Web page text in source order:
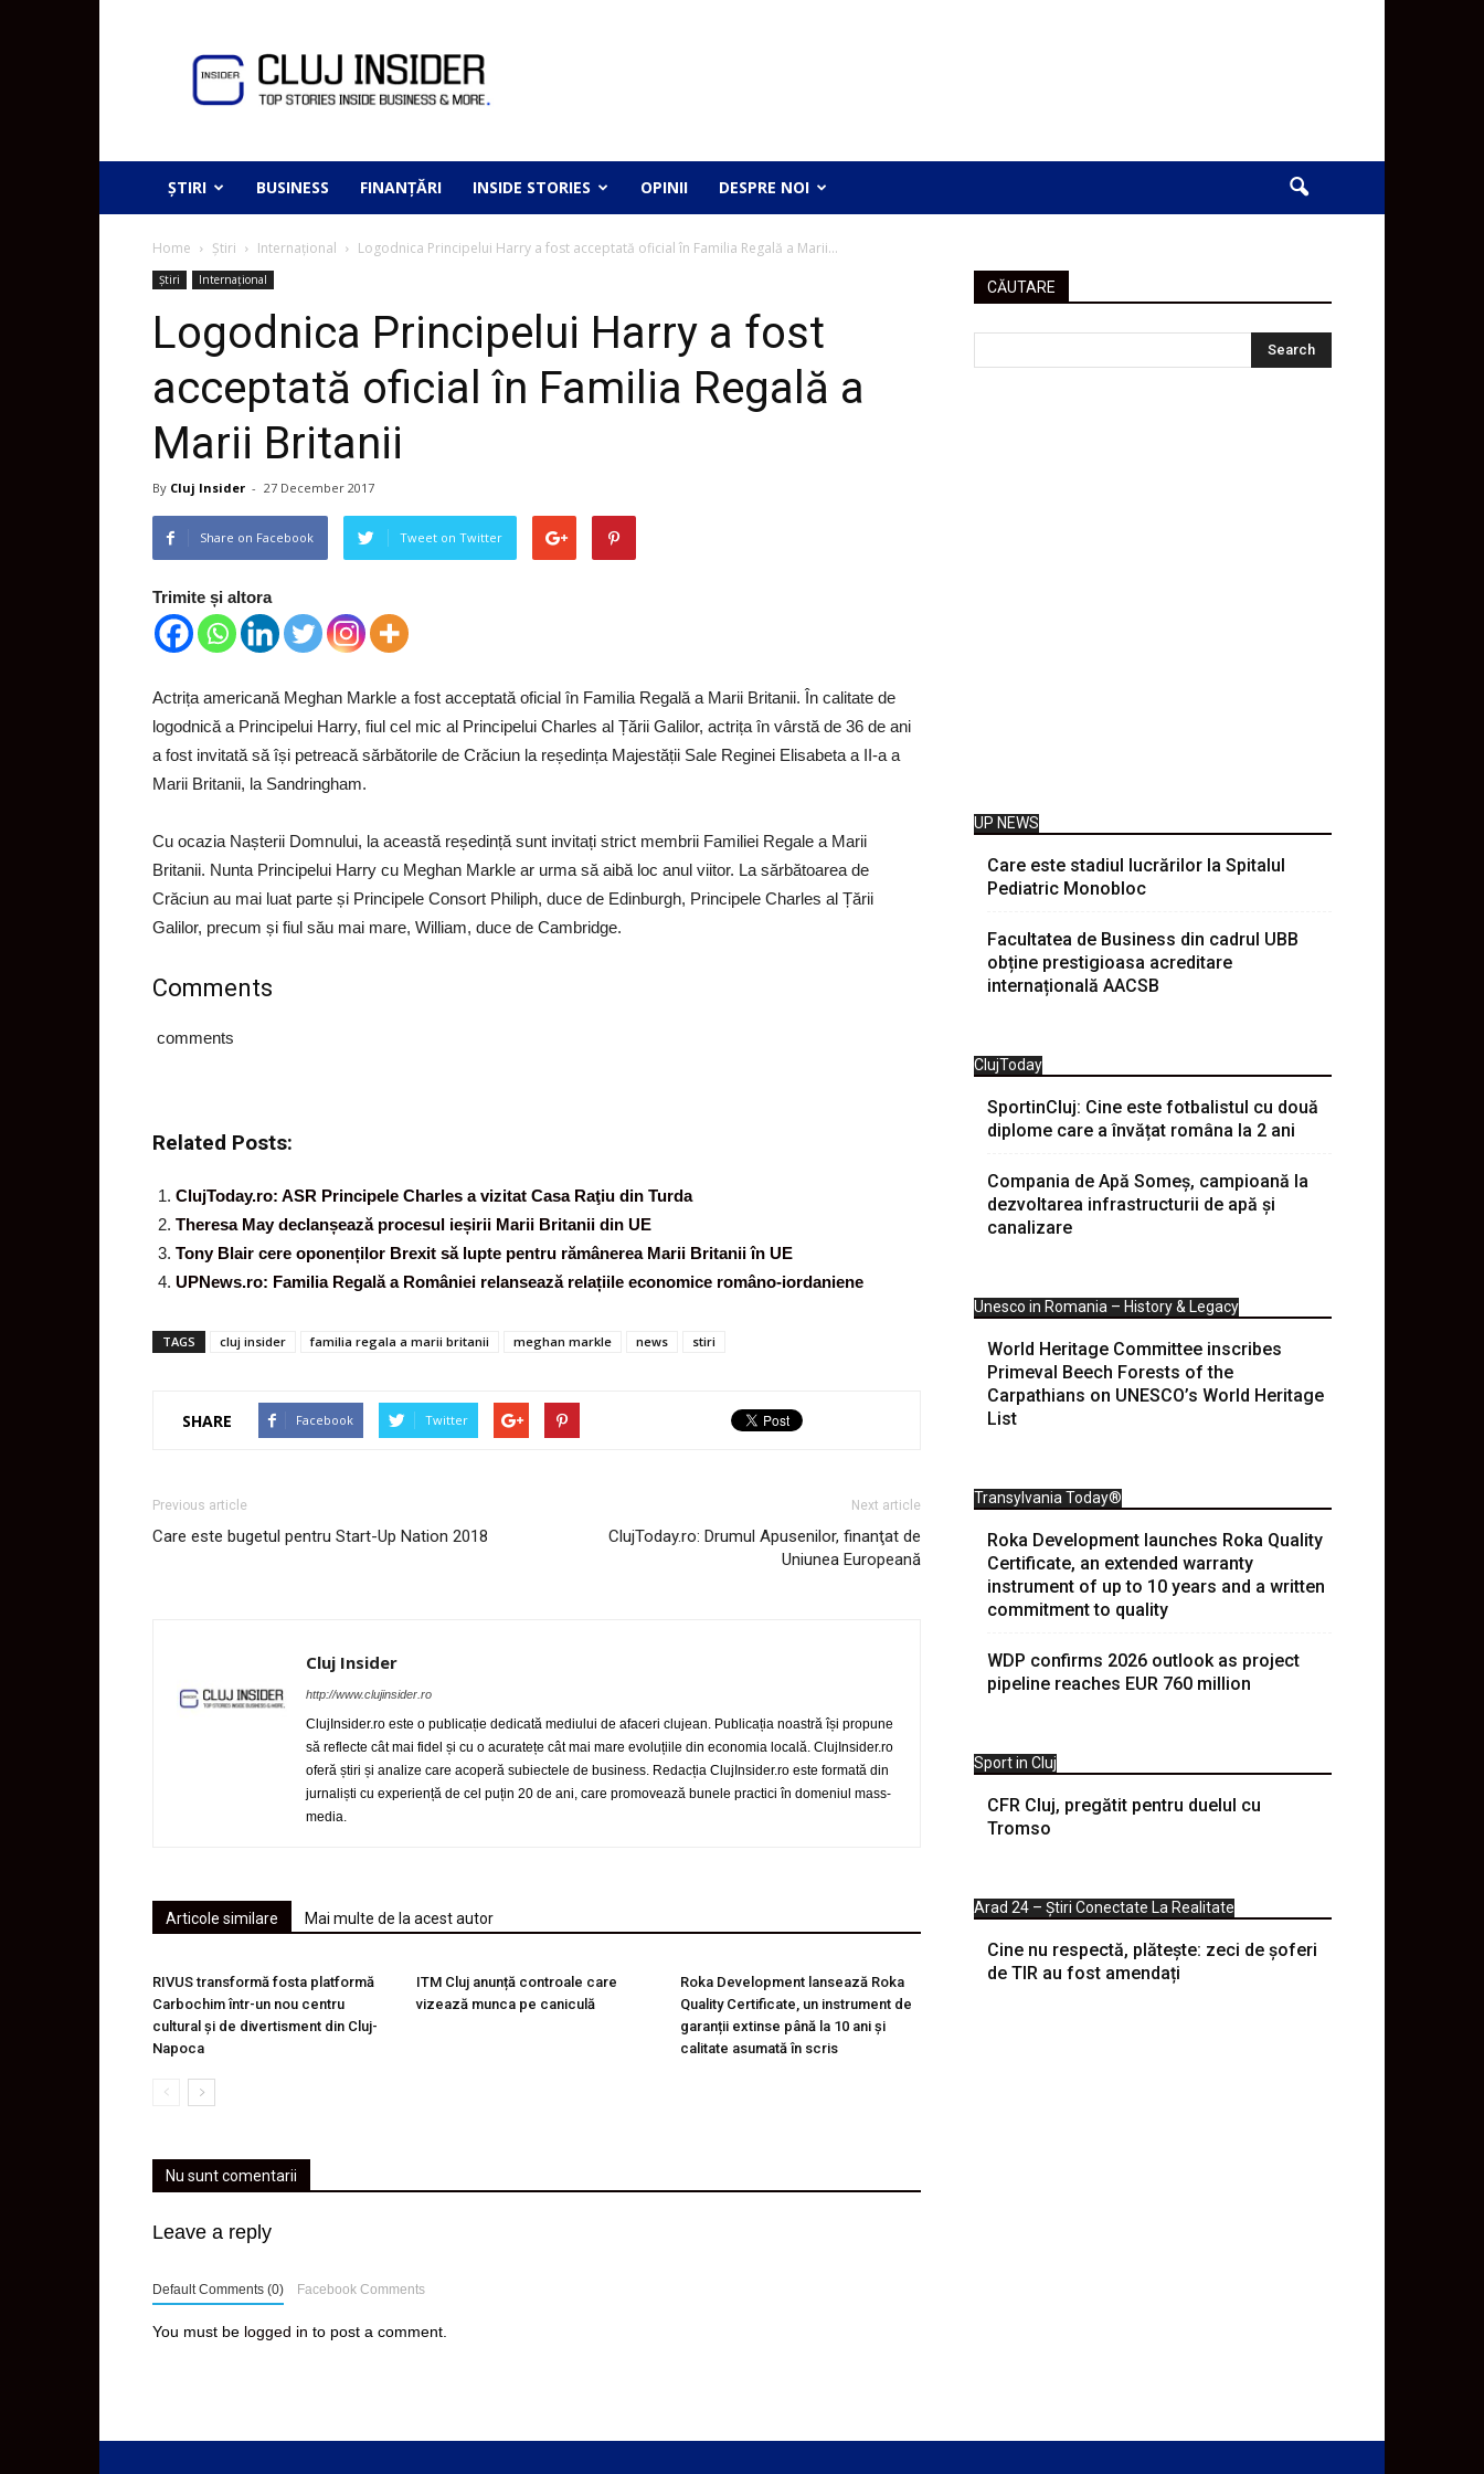
ȘTIRI BUSINESS FINANȚĂRI INSIDE STORIES OPINII DESPRE NOI
Home Știri Internațional Logodnica Principelui Harry a fost acceptată oficial în Familia Regală a Marii...
Știri Internațional
Logodnica Principelui Harry a fost
acceptată oficial în Familia Regală a
Marii Britanii
By Cluj Insider - 27 December 2017
Share on Facebook Tweet on Twitter
Trimite și altora
Actrița americană Meghan Markle a fost acceptată oficial în Familia Regală a Marii Britanii. În calitate de
logodnică a Principelui Harry, fiul cel mic al Principelui Charles al Țării Galilor, actrița în vârstă de 36 de ani
a fost invitată să își petreacă sărbătorile de Crăciun la reședința Majestății Sale Reginei Elisabeta a II-a a
Marii Britanii, la Sandringham.
Cu ocazia Nașterii Domnului, la această reședință sunt invitați strict membrii Familiei Regale a Marii
Britanii. Nunta Principelui Harry cu Meghan Markle ar urma să aibă loc anul viitor. La sărbătoarea de
Crăciun au mai luat parte și Principele Consort Philiph, duce de Edinburgh, Principele Charles al Țării
Galilor, precum și fiul său mai mare, William, duce de Cambridge.
Comments
comments
Related Posts:
ClujToday.ro: ASR Principele Charles a vizitat Casa Raţiu din Turda
Theresa May declanșează procesul ieșirii Marii Britanii din UE
Tony Blair cere oponenților Brexit să lupte pentru rămânerea Marii Britanii în UE
UPNews.ro: Familia Regală a României relansează relațiile economice româno-iordaniene
TAGS cluj insider familia regala a marii britanii meghan markle news stiri
SHARE Facebook Twitter
Previous article
Care este bugetul pentru Start-Up Nation 2018
Next article
ClujToday.ro: Drumul Apusenilor, finanţat de
Uniunea Europeană
Cluj Insider
http://www.clujinsider.ro
ClujInsider.ro este o publicație dedicată mediului de afaceri clujean. Publicația noastră își propune
să reflecte cât mai fidel și cu o acuratețe cât mai mare evoluțiile din economia locală. ClujInsider.ro
oferă știri și analize care acoperă subiectele de business. Redacția ClujInsider.ro este formată din
jurnaliști cu experiență de cel puțin 20 de ani, care promovează bunele practici în domeniul mass-
media.
Articole similare Mai multe de la acest autor
RIVUS transformă fosta platformă
Carbochim într-un nou centru
cultural și de divertisment din Cluj-
Napoca
ITM Cluj anunță controale care
vizează munca pe caniculă
Roka Development lansează Roka
Quality Certificate, un instrument de
garanții extinse până la 10 ani și
calitate asumată în scris
Nu sunt comentarii
Leave a reply
Default Comments (0) Facebook Comments
You must be logged in to post a comment.
CĂUTARE
UP NEWS
Care este stadiul lucrărilor la Spitalul
Pediatric Monobloc
Facultatea de Business din cadrul UBB
obține prestigioasa acreditare
internațională AACSB
ClujToday
SportinCluj: Cine este fotbalistul cu două
diplome care a învățat româna la 2 ani
Compania de Apă Someș, campioană la
dezvoltarea infrastructurii de apă și
canalizare
Unesco in Romania – History & Legacy
World Heritage Committee inscribes
Primeval Beech Forests of the
Carpathians on UNESCO’s World Heritage
List
Transylvania Today®
Roka Development launches Roka Quality
Certificate, an extended warranty
instrument of up to 10 years and a written
commitment to quality
WDP confirms 2026 outlook as project
pipeline reaches EUR 760 million
Sport in Cluj
CFR Cluj, pregătit pentru duelul cu
Tromso
Arad 24 – Știri Conectate La Realitate
Cine nu respectă, plătește: zeci de șoferi
de TIR au fost amendați